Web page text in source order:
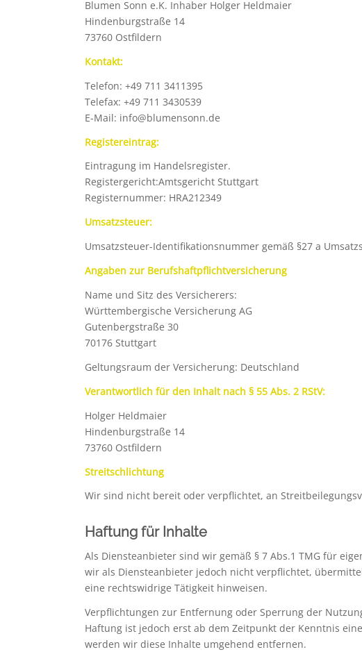
Blumen Sonn e.K. Inhaber Holger Heldmaier
Hindenburgstraße 14
73760 Ostfildern
Kontakt:
Telefon: +49 711 3411395
Telefax: +49 711 3430539
E-Mail: info@blumensonn.de
Registereintrag:
Eintragung im Handelsregister.
Registergericht:Amtsgericht Stuttgart
Registernummer: HRA212349
Umsatzsteuer:
Umsatzsteuer-Identifikationsnummer gemäß §27 a
Angaben zur Berufshaftpflichtversicherung
Name und Sitz des Versicherers:
Württembergische Versicherung AG
Gutenbergstraße 30
70176 Stuttgart
Geltungsraum der Versicherung: Deutschland
Verantwortlich für den Inhalt nach § 55 Abs. 2 RStV:
Holger Heldmaier
Hindenburgstraße 14
73760 Ostfildern
Streitschlichtung
Wir sind nicht bereit oder verpflichtet, an
Haftung für Inhalte
Als Diensteanbieter sind wir gemäß § 7 Abs.1 TMG für
wir als Diensteanbieter jedoch nicht verpflichtet,
eine rechtswidrige Tätigkeit hinweisen.
Verpflichtungen zur Entfernung oder Sperrung der
Haftung ist jedoch erst ab dem Zeitpunkt der Kenntnis
werden wir diese Inhalte umgehend entfernen.